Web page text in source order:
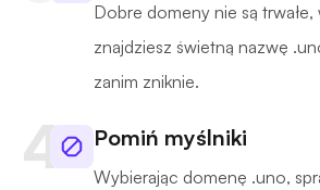
Dobre domeny nie są trwałe,
znajdziesz świetną nazwę
zanim zniknie.
Pomiń myślniki
Wybierając domenę .uno,